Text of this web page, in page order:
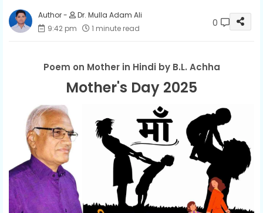
Dr. Mulla Adam Ali
9:42 pm
1 minute read 0
Poem on Mother in Hindi by B.L. Achha
Mother's Day 2025